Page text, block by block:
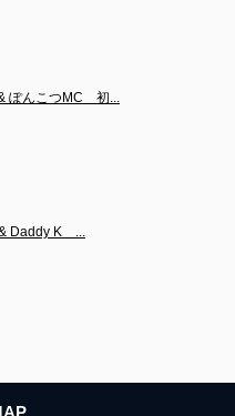
ぽんこつMC　初...
Daddy K　...